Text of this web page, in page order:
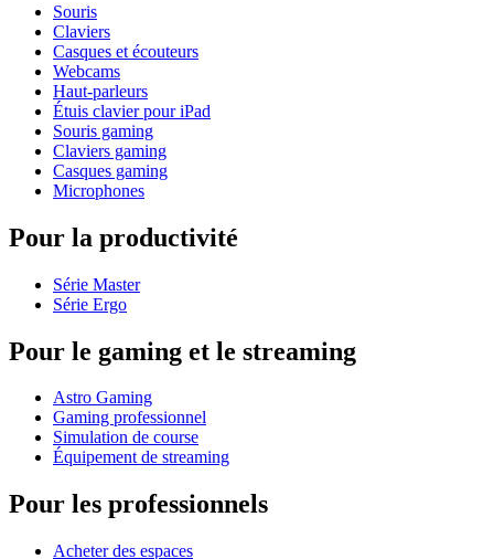
Souris
Claviers
Casques et écouteurs
Webcams
Haut-parleurs
Étuis clavier pour iPad
Souris gaming
Claviers gaming
Casques gaming
Microphones
Pour la productivité
Série Master
Série Ergo
Pour le gaming et le streaming
Astro Gaming
Gaming professionnel
Simulation de course
Équipement de streaming
Pour les professionnels
Acheter des espaces